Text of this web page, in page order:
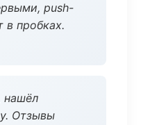
push-
в пробках.
нашёл
Отзывы